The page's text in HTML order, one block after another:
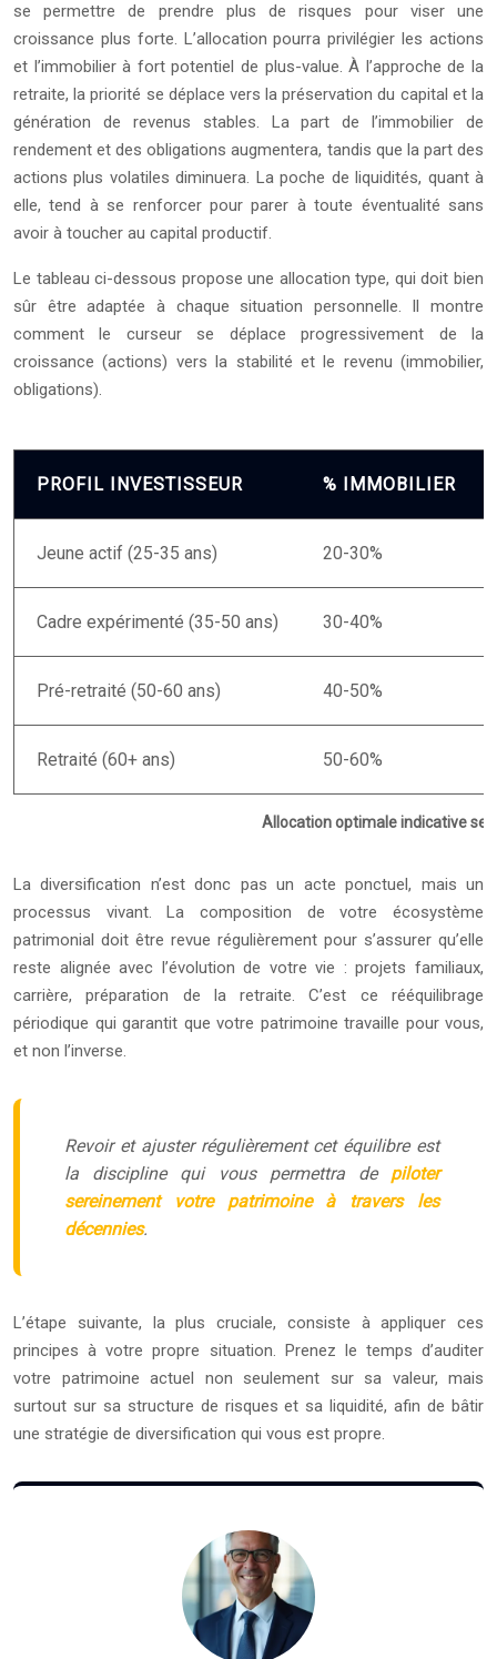
se permettre de prendre plus de risques pour viser une
croissance plus forte. L’allocation pourra privilégier les actions
et l’immobilier à fort potentiel de plus-value. À l’approche de la
retraite, la priorité se déplace vers la préservation du capital et la
génération de revenus stables. La part de l’immobilier de
rendement et des obligations augmentera, tandis que la part des
actions plus volatiles diminuera. La poche de liquidités, quant à
elle, tend à se renforcer pour parer à toute éventualité sans
avoir à toucher au capital productif.
Le tableau ci-dessous propose une allocation type, qui doit bien
sûr être adaptée à chaque situation personnelle. Il montre
comment le curseur se déplace progressivement de la
croissance (actions) vers la stabilité et le revenu (immobilier,
obligations).
Allocation optimale indicative
PROFIL INVESTISSEUR % IMMOBILIER
Jeune actif (25-35 ans) 20-30%
Cadre expérimenté (35-50 ans) 30-40%
Pré-retraité (50-60 ans) 40-50%
Retraité (60+ ans) 50-60%
La diversification n’est donc pas un acte ponctuel, mais un
processus vivant. La composition de votre écosystème
patrimonial doit être revue régulièrement pour s’assurer qu’elle
reste alignée avec l’évolution de votre vie : projets familiaux,
carrière, préparation de la retraite. C’est ce rééquilibrage
périodique qui garantit que votre patrimoine travaille pour vous,
et non l’inverse.
Revoir et ajuster régulièrement cet équilibre est
la discipline qui vous permettra de piloter
sereinement votre patrimoine à travers les
décennies.
L’étape suivante, la plus cruciale, consiste à appliquer ces
principes à votre propre situation. Prenez le temps d’auditer
votre patrimoine actuel non seulement sur sa valeur, mais
surtout sur sa structure de risques et sa liquidité, afin de bâtir
une stratégie de diversification qui vous est propre.